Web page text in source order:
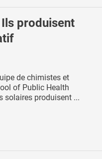
Ils produisent
de chimistes et
of Public Health
solaires produisent ...